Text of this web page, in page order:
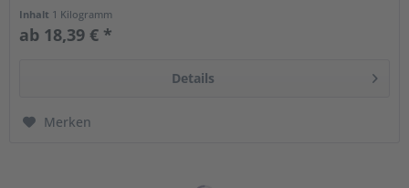
Inhalt 1 Kilogramm
ab 18,39 € *
Details
Merken